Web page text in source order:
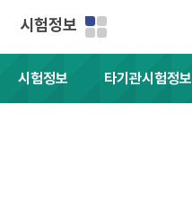
시험정보
시험정보 타기관시험정보